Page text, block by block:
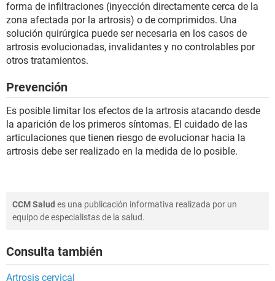
forma de infiltraciones (inyección directamente cerca de la
zona afectada por la artrosis) o de comprimidos. Una
solución quirúrgica puede ser necesaria en los casos de
artrosis evolucionadas, invalidantes y no controlables por
otros tratamientos.
Prevención
Es posible limitar los efectos de la artrosis atacando desde
la aparición de los primeros síntomas. El cuidado de las
articulaciones que tienen riesgo de evolucionar hacia la
artrosis debe ser realizado en la medida de lo posible.
CCM Salud es una publicación informativa realizada por un
equipo de especialistas de la salud.
Consulta también
Artrosis cervical